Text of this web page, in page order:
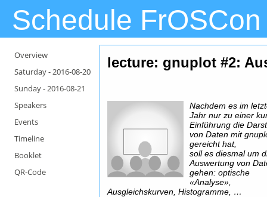
Schedule
Overview
Saturday -2016-08-20
Sunday -2016-08-21
Speakers
Events
Timeline
Booklet
QR-Code
lecture: gnuplot #2:
Nachdem es im
Jahr nur zu einer
Einführung die
von Daten mit
gereicht hat,
soll es diesmal um
Auswertung von
gehen: optische
«Analyse»,
Ausgleichskurven, Histogramme, …